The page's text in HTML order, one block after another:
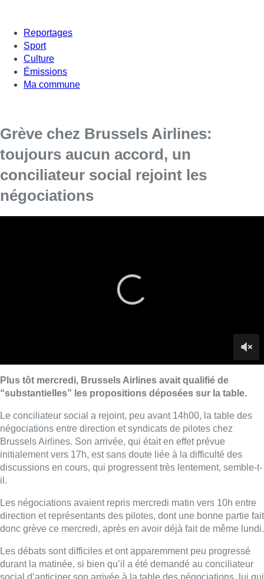
Reportages
Sport
Culture
Émissions
Ma commune
Grève chez Brussels Airlines:
toujours aucun accord, un
conciliateur social rejoint les
négociations
. Son arrivée, qui était en effet prévue
initialement vers 17h, est sans doute liée à la difficulté des
Les négociations avaient repris mercredi matin vers 10h entre
direction et représentants des pilotes, dont une bonne partie fait
Les débats sont difficiles et ont apparemment peu progressé
social d’anticiper son arrivée à la table des négociations, lui qui
y avait passé toute la journée lundi.
Plus tôt mercredi,BrusselsAirlinesavait qualifié de
“substantielles” les propositions déposées sur la table. Il est
notamment question d’une augmentation salariale de 2,5%,
d’avantages en nature (smartphone, voiture de société, cash
supplémentaire, etc.).
syndicats, se sont davantage concentrées sur un meilleur
équilibre entre vies privée et professionnelle.